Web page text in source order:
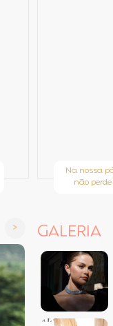
Na nossa
não
GALERIA